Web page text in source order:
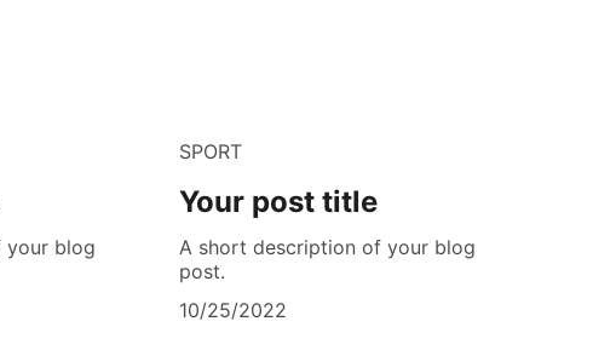
your blog
SPORT
Your post title
A short description of your blog
post.
10/25/2022